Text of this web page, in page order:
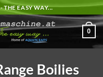
THE EASY WAY...
0
Boilies